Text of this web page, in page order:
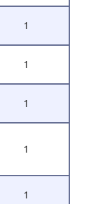
1
1
1
1
1